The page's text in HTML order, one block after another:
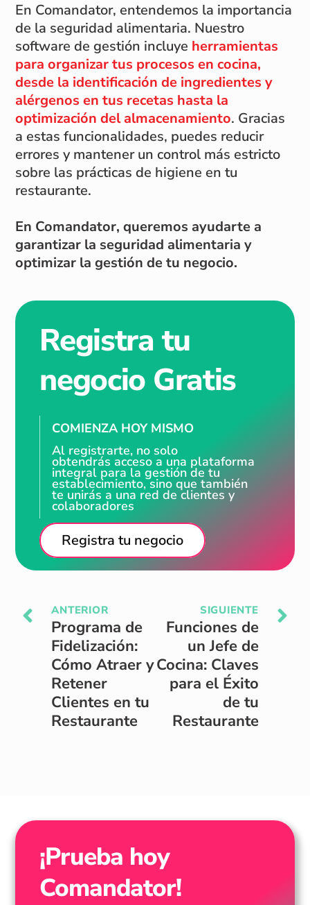
En Comandator, entendemos la importancia
de la seguridad alimentaria. Nuestro
software de gestión incluye herramientas
para organizar tus procesos en cocina,
desde la identificación de ingredientes y
alérgenos en tus recetas hasta la
optimización del almacenamiento. Gracias
a estas funcionalidades, puedes reducir
errores y mantener un control más estricto
sobre las prácticas de higiene en tu
restaurante.
En Comandator, queremos ayudarte a
garantizar la seguridad alimentaria y
optimizar la gestión de tu negocio.
Registra tu
negocio Gratis
COMIENZA HOY MISMO
Al registrarte, no solo
obtendrás acceso a una plataforma
integral para la gestión de tu
establecimiento, sino que también
te unirás a una red de clientes y
colaboradores
Registra tu negocio
ANTERIOR
Programa de
Fidelización:
Cómo Atraer y
Retener
Clientes en tu
Restaurante
SIGUIENTE
Funciones de
un Jefe de
Cocina: Claves
para el Éxito
de tu
Restaurante
¡Prueba hoy
Comandator!